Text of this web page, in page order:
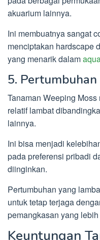
akuarium lainnya.
Ini membuatnya sangat
menciptakan hardscape
yang menarik dalam
5.
Tanaman Weeping
relatif lambat
lainnya.
Ini bisa menjadi
pada preferensi pribadi
diinginkan.
Pertumbuhan yang
untuk tetap terjaga
pemangkasan yang
Keuntungan